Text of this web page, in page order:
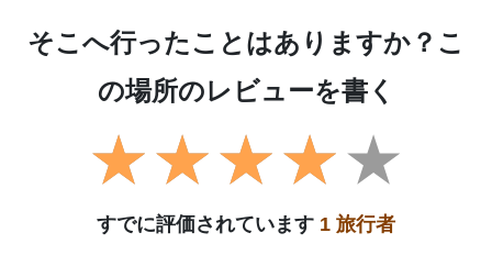
そこへ行ったことはありますか？こ
の場所のレビューを書く
すでに評価されています 1 旅行者